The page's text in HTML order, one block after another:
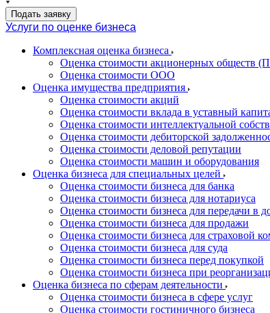
Подать заявку
Услуги по оценке бизнеса
Комплексная оценка бизнеса
Оценка стоимости акционерных
Оценка стоимости ООО
Оценка имущества предприятия
Оценка стоимости акций
Оценка стоимости вклада в уставный
Оценка стоимости интеллектуальной
Оценка стоимости дебиторской
Оценка стоимости деловой репутации
Оценка стоимости машин и оборудования
Оценка бизнеса для специальных целей
Оценка стоимости бизнеса для банка
Оценка стоимости бизнеса для нотариуса
Оценка стоимости бизнеса для передачи в
Оценка стоимости бизнеса для продажи
Оценка стоимости бизнеса для страховой
Оценка стоимости бизнеса для суда
Оценка стоимости бизнеса перед покупкой
Оценка стоимости бизнеса при
Оценка бизнеса по сферам деятельности
Оценка стоимости бизнеса в сфере услуг
Оценка стоимости гостиничного бизнеса